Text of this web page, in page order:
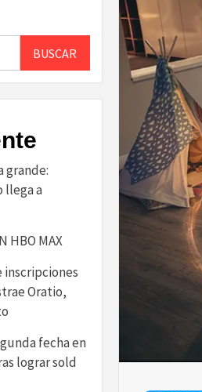
BUSCAR
grande:
llega a
HBO MAX
inscripciones
Oratio,
fecha en
lograr sold